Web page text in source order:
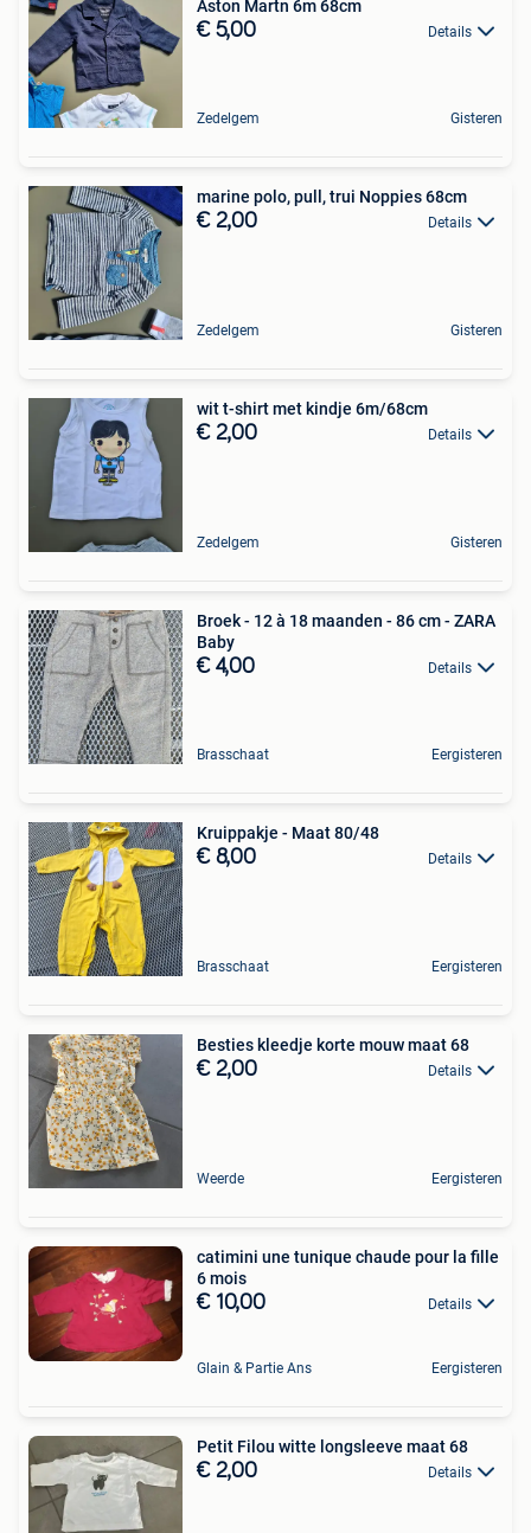
Aston Martn 6m 68cm
€ 5,00 Details
Zedelgem Gisteren
marine polo, pull, trui Noppies 68cm
€ 2,00 Details
Zedelgem Gisteren
wit t-shirt met kindje 6m/68cm
€ 2,00 Details
Zedelgem Gisteren
Broek - 12 à 18 maanden - 86 cm - ZARA
Baby
€ 4,00 Details
Brasschaat Eergisteren
Kruippakje - Maat 80/48
€ 8,00 Details
Brasschaat Eergisteren
Besties kleedje korte mouw maat 68
€ 2,00 Details
Weerde Eergisteren
catimini une tunique chaude pour la fille
6 mois
€ 10,00 Details
Glain & Partie Ans Eergisteren
Petit Filou witte longsleeve maat 68
€ 2,00 Details